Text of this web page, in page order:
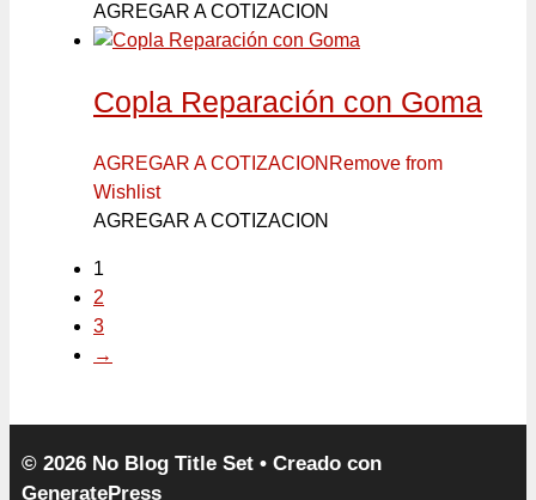
AGREGAR A COTIZACION
Copla Reparación con Goma
AGREGAR A COTIZACION Remove from
Wishlist
AGREGAR A COTIZACION
1
2
3
→
© 2026 No Blog Title Set • Creado con
GeneratePress